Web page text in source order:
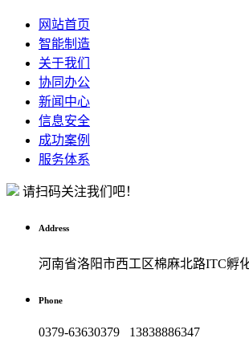
网站首页
智能制造
关于我们
协同办公
新闻中心
信息安全
成功案例
服务体系
请扫码关注我们吧！
Address
河南省洛阳市西工区棉麻北路ITC孵
Phone
0379-63630379 13838886347